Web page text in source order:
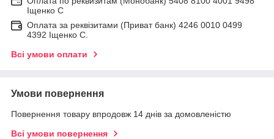
Іщенко С
Оплата за реквізитами (Приват банк) 4246 0010 0499
4392 Іщенко С.
Всі умови оплати
Умови повернення
Повернення товару впродовж 14 днів за домовленістю
Всі умови повернення